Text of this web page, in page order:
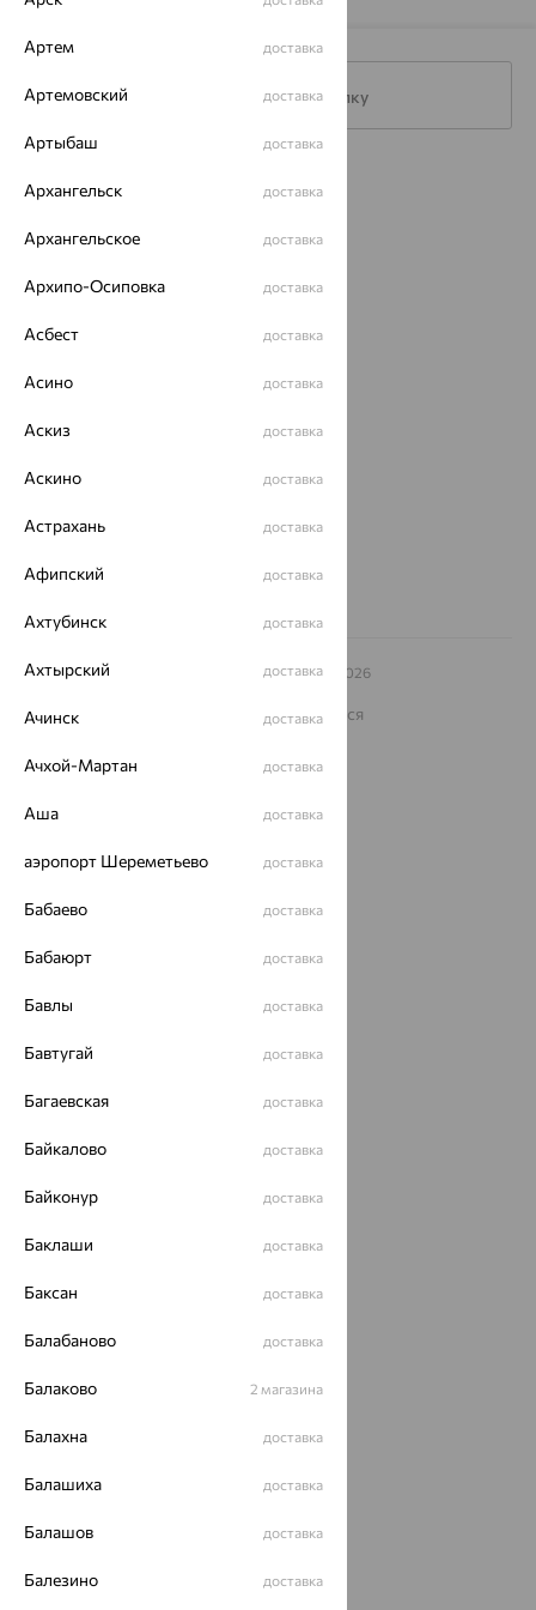
Подписаться на рассылку
ул. Зегеля, 27/2
Другие города
Заказать звонок
© ООО «Ювелирный дом «Кристалл»,2009 – 2026
На информационном ресурсе применяются
рекомендательные технологии
ОГРН 1044800168379
Разработка сайта —
Артем доставка
Артемовский доставка
Артыбаш доставка
Архангельск доставка
Архангельское доставка
Архипо-Осиповка доставка
Асбест доставка
Асино доставка
Аскиз доставка
Аскино доставка
Астрахань доставка
Афипский доставка
Ахтубинск доставка
Ахтырский доставка
Ачинск доставка
Ачхой-Мартан доставка
Аша доставка
аэропорт Шереметьево доставка
Бабаево доставка
Бабаюрт доставка
Бавлы доставка
Бавтугай доставка
Багаевская доставка
Байкалово доставка
Байконур доставка
Баклаши доставка
Баксан доставка
Балабаново доставка
Балаково 2 магазина
Балахна доставка
Балашиха доставка
Балашов доставка
Балезино доставка